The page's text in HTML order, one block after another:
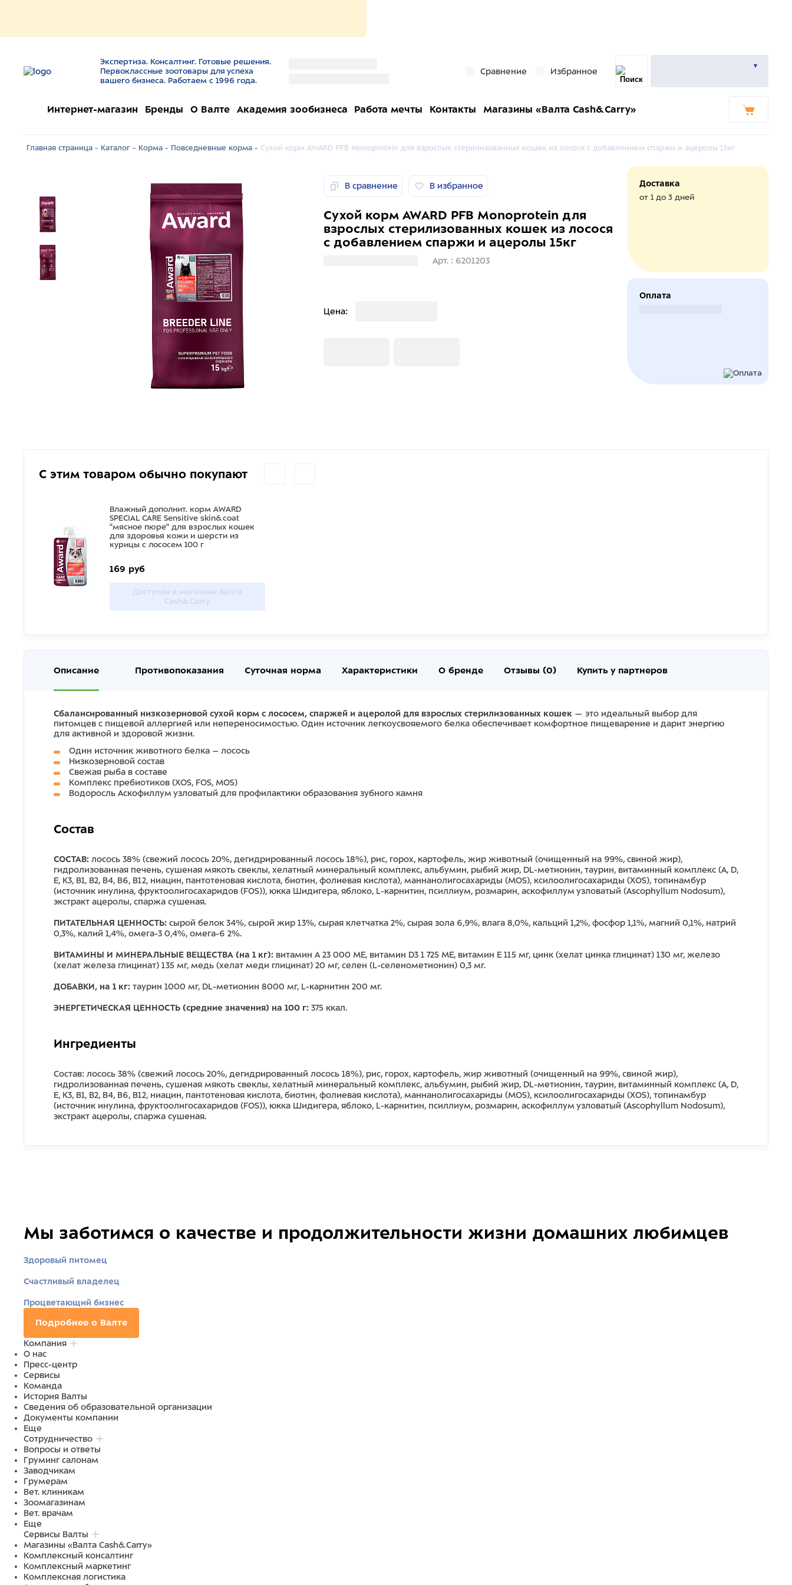
Экспертиза. Консалтинг. Готовые решения.
Первоклассные зоотовары для успеха
вашего бизнеса. Работаем с 1996 года.
Сравнение Избранное
Интернет-магазин Бренды О Валте Академия зообизнеса Работа мечты Контакты Магазины «Валта Cash&Carry»
Главная страница - Каталог - Корма - Повседневные корма - Сухой корм AWARD PFB Monoprotein для взрослых стерилизованных кошек из лосося с добавлением спаржи и ацеролы 15кг
В сравнение В избранное
Сухой корм AWARD PFB Monoprotein для
взрослых стерилизованных кошек из лосося
с добавлением спаржи и ацеролы 15кг
Арт. : 6201203
Цена:
Доставка
от 1 до 3 дней
Оплата
С этим товаром обычно покупают
Влажный дополнит. корм AWARD
SPECIAL CARE Sensitive skin&coat
"мясное пюре" для взрослых кошек
для здоровья кожи и шерсти из
курицы с лососем 100 г
169 руб
Доступен в магазине Валта
Cash&Carry
Описание Противопоказания Суточная норма Характеристики О бренде Отзывы (0) Купить у партнеров
Сбалансированный низкозерновой сухой корм с лососем, спаржей и ацеролой для взрослых стерилизованных кошек — это идеальный выбор для
питомцев с пищевой аллергией или непереносимостью. Один источник легкоусвояемого белка обеспечивает комфортное пищеварение и дарит энергию
для активной и здоровой жизни.
Один источник животного белка – лосось
Низкозерновой состав
Свежая рыба в составе
Комплекс пребиотиков (XOS, FOS, MOS)
Водоросль Аскофиллум узловатый для профилактики образования зубного камня
Состав
СОСТАВ: лосось 38% (свежий лосось 20%, дегидрированный лосось 18%), рис, горох, картофель, жир животный (очищенный на 99%, свиной жир),
гидролизованная печень, сушеная мякоть свеклы, хелатный минеральный комплекс, альбумин, рыбий жир, DL-метионин, таурин, витаминный комплекс (А, D,
E, К3, В1, В2, В4, В6, В12, ниацин, пантотеновая кислота, биотин, фолиевая кислота), маннанолигосахариды (MOS), ксилоолигосахариды (ХOS), топинамбур
(источник инулина, фруктоолигосахаридов (FOS)), юкка Шидигера, яблоко, L-карнитин, псиллиум, розмарин, аскофиллум узловатый (Ascophyllum Nodosum),
экстракт ацеролы, спаржа сушеная.
ПИТАТЕЛЬНАЯ ЦЕННОСТЬ: сырой белок 34%, сырой жир 13%, сырая клетчатка 2%, сырая зола 6,9%, влага 8,0%, кальций 1,2%, фосфор 1,1%, магний 0,1%, натрий
0,3%, калий 1,4%, омега-3 0,4%, омега-6 2%.
ВИТАМИНЫ И МИНЕРАЛЬНЫЕ ВЕЩЕСТВА (на 1 кг): витамин А 23 000 МЕ, витамин D3 1 725 МЕ, витамин Е 115 мг, цинк (хелат цинка глицинат) 130 мг, железо
(хелат железа глицинат) 135 мг, медь (хелат меди глицинат) 20 мг, селен (L-селенометионин) 0,3 мг.
ДОБАВКИ, на 1 кг: таурин 1000 мг, DL-метионин 8000 мг, L-карнитин 200 мг.
ЭНЕРГЕТИЧЕСКАЯ ЦЕННОСТЬ (средние значения) на 100 г: 375 ккал.
Ингредиенты
Состав: лосось 38% (свежий лосось 20%, дегидрированный лосось 18%), рис, горох, картофель, жир животный (очищенный на 99%, свиной жир),
гидролизованная печень, сушеная мякоть свеклы, хелатный минеральный комплекс, альбумин, рыбий жир, DL-метионин, таурин, витаминный комплекс (А, D,
E, К3, В1, В2, В4, В6, В12, ниацин, пантотеновая кислота, биотин, фолиевая кислота), маннанолигосахариды (MOS), ксилоолигосахариды (ХOS), топинамбур
(источник инулина, фруктоолигосахаридов (FOS)), юкка Шидигера, яблоко, L-карнитин, псиллиум, розмарин, аскофиллум узловатый (Ascophyllum Nodosum),
экстракт ацеролы, спаржа сушеная.
Мы заботимся о качестве и продолжительности жизни домашних любимцев
Здоровый питомец
Счастливый владелец
Процветающий бизнес
Подробнее о Валте
Компания
О нас
Пресс-центр
Сервисы
Команда
История Валты
Сведения об образовательной организации
Документы компании
Еще
Сотрудничество
Вопросы и ответы
Груминг салонам
Заводчикам
Грумерам
Вет. клиникам
Зоомагазинам
Вет. врачам
Еще
Сервисы Валты
Магазины «Валта Cash&Carry»
Комплексный консалтинг
Комплексный маркетинг
Комплексная логистика